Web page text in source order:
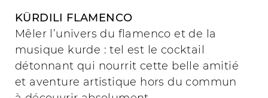
KÜRDILI FLAMENCO
Mêler l’univers du flamenco et de la
musique kurde : tel est le cocktail
détonnant qui nourrit cette belle amitié
et aventure artistique hors du commun